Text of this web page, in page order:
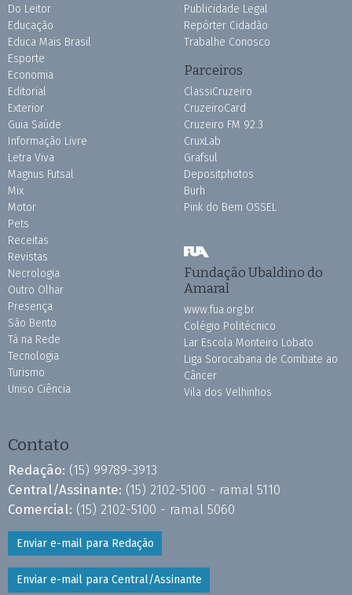
Do Leitor
Educação
Educa Mais Brasil
Esporte
Economia
Editorial
Exterior
Guia Saúde
Informação Livre
Letra Viva
Magnus Futsal
Mix
Motor
Pets
Receitas
Revistas
Necrologia
Outro Olhar
Presença
São Bento
Tá na Rede
Tecnologia
Turismo
Uniso Ciência
Publicidade Legal
Repórter Cidadão
Trabalhe Conosco
Parceiros
ClassiCruzeiro
CruzeiroCard
Cruzeiro FM 92.3
CruxLab
Grafsul
Depositphotos
Burh
Pink do Bem OSSEL
Fundação Ubaldino do
Amaral
www.fua.org.br
Colégio Politécnico
Lar Escola Monteiro Lobato
Liga Sorocabana de Combate ao
Câncer
Vila dos Velhinhos
Contato
Redação: (15) 99789-3913
Central/Assinante: (15) 2102-5100 - ramal 5110
Comercial: (15) 2102-5100 - ramal 5060
Enviar e-mail para Redação
Enviar e-mail para Central/Assinante